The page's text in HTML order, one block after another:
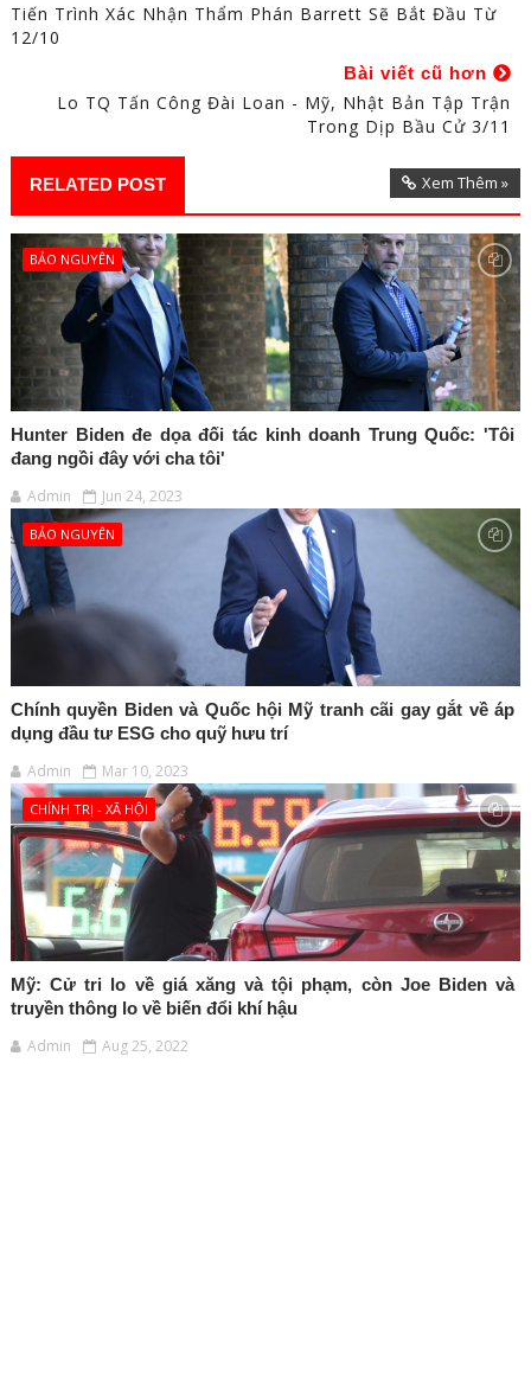
Tiến Trình Xác Nhận Thẩm Phán Barrett Sẽ Bắt Đầu Từ
12/10
Bài viết cũ hơn
Lo TQ Tấn Công Đài Loan - Mỹ, Nhật Bản Tập Trận
Trong Dịp Bầu Cử 3/11
RELATED POST Xem Thêm »
BẢO NGUYÊN
Hunter Biden đe dọa đối tác kinh doanh Trung Quốc: 'Tôi
đang ngồi đây với cha tôi'
Admin
Jun 24, 2023
BẢO NGUYÊN
Chính quyền Biden và Quốc hội Mỹ tranh cãi gay gắt về áp
dụng đầu tư ESG cho quỹ hưu trí
Admin
Mar 10, 2023
CHÍNH TRỊ - XÃ HỘI
Mỹ: Cử tri lo về giá xăng và tội phạm, còn Joe Biden và
truyền thông lo về biến đổi khí hậu
Admin
Aug 25, 2022